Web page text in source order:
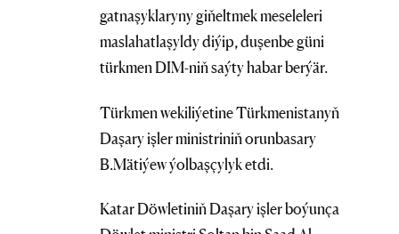
gatnaşyklaryny giňeltmek meseleleri
maslahatlaşyldy diýip, duşenbe güni
türkmen DIM-niň saýty habar berýär.
Türkmen wekiliýetine Türkmenistanyň
Daşary işler ministriniň orunbasary
B.Mätiýew ýolbaşçylyk etdi.
Katar Döwletiniň Daşary işler boýunça